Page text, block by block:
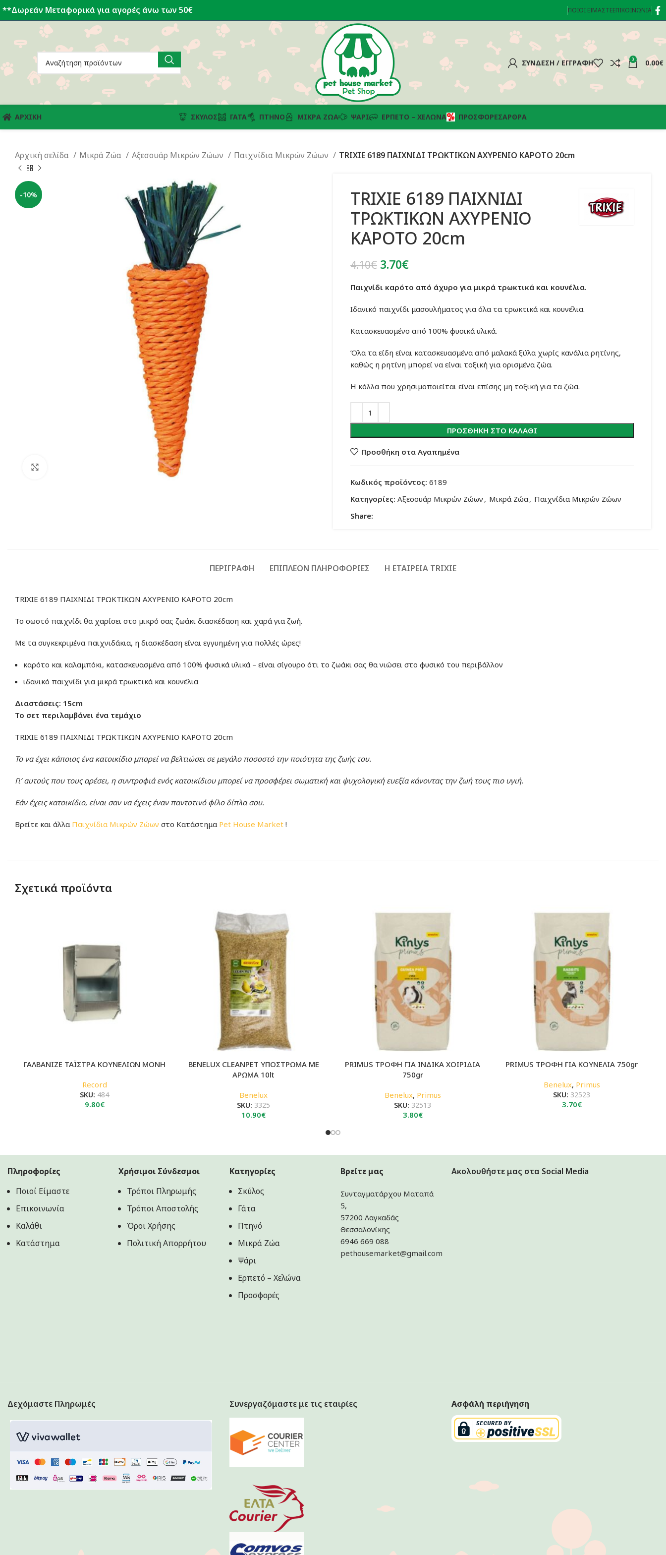
**Δωρεάν Μεταφορικά για αγορές άνω των 50€ ΠΟΙΟΊ ΕΊΜΑΣΤΕΕΠΙΚΟΙΝΩΝΊΑ
ΣΎΝΔΕΣΗ / ΕΓΓΡΑΦΉ 0 0.00€
ΑΡΧΙΚΗ ΣΚΎΛΟΣ ΓΆΤΑ ΠΤΗΝΌ ΜΙΚΡΆ ΖΏΑ ΨΆΡΙ ΕΡΠΕΤΌ – ΧΕΛΏΝΑ ΠΡΟΣΦΟΡΈΣΆΡΘΡΑ
Αρχική σελίδα Μικρά Ζώα Αξεσουάρ Μικρών Ζώων Παιχνίδια Μικρών Ζώων TRIXIE 6189 ΠΑΙΧΝΙΔΙ ΤΡΩΚΤΙΚΩΝ ΑΧΥΡΕΝΙΟ ΚΑΡΟΤΟ 20cm
-10%
TRIXIE 6189 ΠΑΙΧΝΙΔΙ
ΤΡΩΚΤΙΚΩΝ ΑΧΥΡΕΝΙΟ
ΚΑΡΟΤΟ 20cm
4.10€ Original
was:
4.10€.
3.70€Η
τιμή
είναι:
3.70€.
Παιχνίδι καρότο από άχυρο για μικρά τρωκτικά και κουνέλια.
Ιδανικό παιχνίδι μασουλήματος για όλα τα τρωκτικά και κουνέλια.
Κατασκευασμένο από 100% φυσικά υλικά.
Όλα τα είδη είναι κατασκευασμένα από μαλακά ξύλα χωρίς κανάλια ρητίνης,
καθώς η ρητίνη μπορεί να είναι τοξική για ορισμένα ζώα.
Η κόλλα που χρησιμοποιείται είναι επίσης μη τοξική για τα ζώα.
ΠΡΟΣΘΉΚΗ ΣΤΟ ΚΑΛΆΘΙ
Προσθήκη στα Αγαπημένα
Κωδικός προϊόντος: 6189
Κατηγορίες: Αξεσουάρ Μικρών Ζώων , Μικρά Ζώα, Παιχνίδια Μικρών Ζώων
Share:
ΠΕΡΙΓΡΑΦΉ ΕΠΙΠΛΈΟΝ ΠΛΗΡΟΦΟΡΊΕΣ Η ΕΤΑΙΡΕΙΑ TRIXIE
TRIXIE 6189 ΠΑΙΧΝΙΔΙ ΤΡΩΚΤΙΚΩΝ ΑΧΥΡΕΝΙΟ ΚΑΡΟΤΟ 20cm
Το σωστό παιχνίδι θα χαρίσει στο μικρό σας ζωάκι διασκέδαση και χαρά για ζωή.
Με τα συγκεκριμένα παιχνιδάκια, η διασκέδαση είναι εγγυημένη για πολλές ώρες!
καρότο και καλαμπόκι, κατασκευασμένα από 100% φυσικά υλικά – είναι σίγουρο ότι το ζωάκι σας θα νιώσει στο φυσικό του περιβάλλον
ιδανικό παιχνίδι για μικρά τρωκτικά και κουνέλια
Διαστάσεις: 15cm
Το σετ περιλαμβάνει ένα τεμάχιο
TRIXIE 6189 ΠΑΙΧΝΙΔΙ ΤΡΩΚΤΙΚΩΝ ΑΧΥΡΕΝΙΟ ΚΑΡΟΤΟ 20cm
Το να έχει κάποιος ένα κατοικίδιο μπορεί να βελτιώσει σε μεγάλο ποσοστό την ποιότητα της ζωής του.
Γι’ αυτούς που τους αρέσει, η συντροφιά ενός κατοικίδιου μπορεί να προσφέρει σωματική και ψυχολογική ευεξία κάνοντας την ζωή τους πιο υγιή.
Εάν έχεις κατοικίδιο, είναι σαν να έχεις έναν παντοτινό φίλο δίπλα σου.
Βρείτε και άλλα Παιχνίδια Μικρών Ζώων στο Κατάστημα Pet House Market !
Σχετικά προϊόντα
ΓΑΛΒΑΝΙΖΕ ΤΑΪΣΤΡΑ ΚΟΥΝΕΛΙΩΝ ΜΟΝΗ
Record
SKU: 484
9.80€
BENELUX CLEANPET ΥΠΟΣΤΡΩΜΑ ΜΕ
ΑΡΩΜΑ 10lt
Benelux
SKU: 3325
10.90€
PRIMUS ΤΡΟΦΗ ΓΙΑ ΙΝΔΙΚΑ ΧΟΙΡΙΔΙΑ
750gr
Benelux, Primus
SKU: 32513
3.80€
PRIMUS ΤΡΟΦΗ ΓΙΑ ΚΟΥΝΕΛΙΑ 750gr
Benelux, Primus
SKU: 32523
3.70€
Πληροφορίες
Ποιοί Είμαστε
Επικοινωνία
Καλάθι
Κατάστημα
Χρήσιμοι Σύνδεσμοι
Τρόποι Πληρωμής
Τρόποι Αποστολής
Όροι Χρήσης
Πολιτική Aπορρήτου
Κατηγορίες
Σκύλος
Γάτα
Πτηνό
Μικρά Ζώα
Ψάρι
Ερπετό – Χελώνα
Προσφορές
Βρείτε μας
Συνταγματάρχου Ματαπά
5,
57200 Λαγκαδάς
Θεσσαλονίκης
6946 669 088
pethousemarket@gmail.com
Ακολουθήστε μας στα Social Media
Δεχόμαστε Πληρωμές Συνεργαζόμαστε με τις εταιρίες Ασφάλή περιήγηση